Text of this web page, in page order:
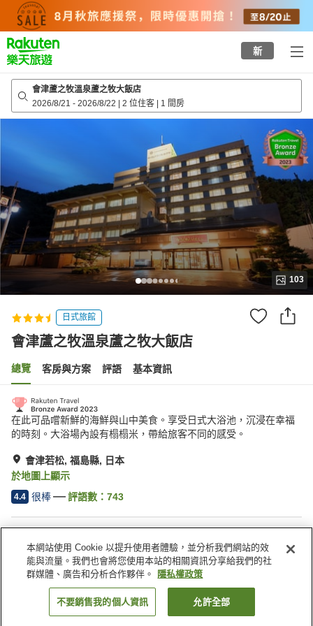
top
page
新
會津蘆之牧溫泉蘆之牧大飯店
2026/8/21 - 2026/8/22 | 2 位住客 | 1 間房
103
日式旅館
會津蘆之牧溫泉蘆之牧大飯店
總覽 客房與方案 評語 基本資訊
在此可品嚐新鮮的海鮮與山中美食。享受日式大浴池，沉浸在幸福
的時刻。大浴場內設有榻榻米，帶給旅客不同的感受。
會津若松, 福島縣, 日本
於地圖上顯示
4.4 很棒 評語數： 743
停車場
Spa／美容沙龍
休息室
自動販賣機
日本 福島縣 會津若松 會津蘆之牧溫泉蘆之牧大飯店
找客房
本網站使用 Cookie 以提升使用者體驗，並分析我們網站的效
能與流量。我們也會將您使用本站的相關資訊分享給我們的社
群媒體、廣告和分析合作夥伴。
隱私權政策
不要銷售我的個人資訊 允許全部